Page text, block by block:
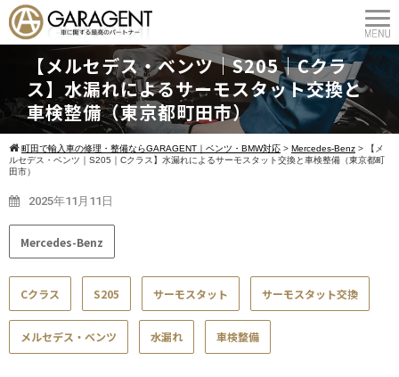
【メルセデス・ベンツ｜S205｜Cクラ
ス】水漏れによるサーモスタット交換と
車検整備（東京都町田市）
町田で輸入車の修理・整備ならGARAGENT｜ベンツ・BMW対応 > Mercedes-Benz >
【メ
ルセデス・ベンツ｜S205｜Cクラス】水漏れによるサーモスタット交換と車検整備（東京都町
田市）
2025年11月11日
Mercedes-Benz
Cクラス S205 サーモスタット サーモスタット交換
メルセデス・ベンツ 水漏れ 車検整備